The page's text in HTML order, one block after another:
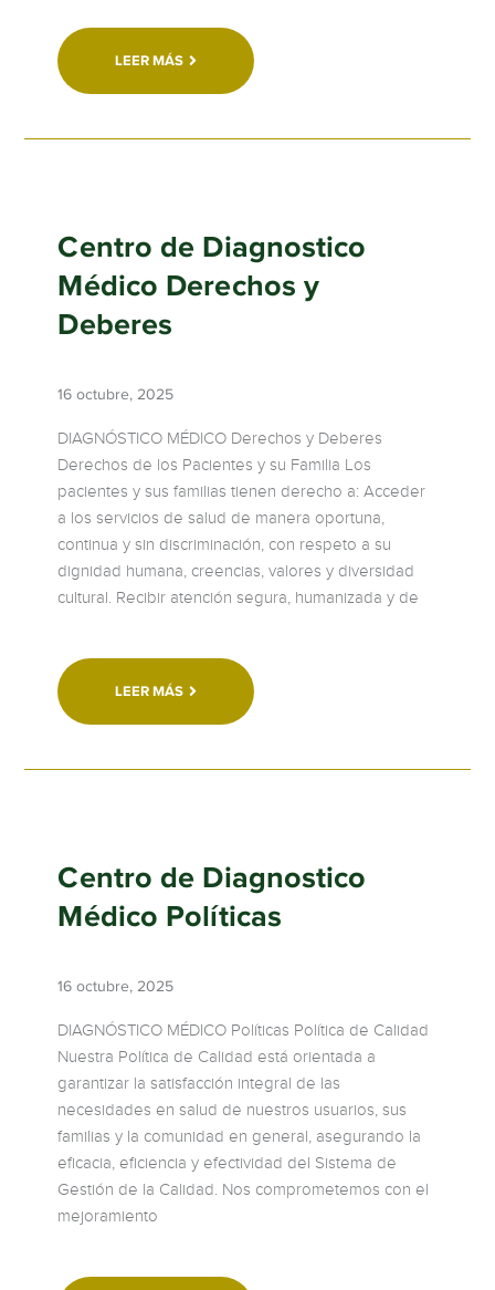
LEER MÁS
Centro de Diagnostico
Médico Derechos y
Deberes
16 octubre, 2025
DIAGNÓSTICO MÉDICO Derechos y Deberes
Derechos de los Pacientes y su Familia Los
pacientes y sus familias tienen derecho a: Acceder
a los servicios de salud de manera oportuna,
continua y sin discriminación, con respeto a su
dignidad humana, creencias, valores y diversidad
cultural. Recibir atención segura, humanizada y de
LEER MÁS
Centro de Diagnostico
Médico Políticas
16 octubre, 2025
DIAGNÓSTICO MÉDICO Políticas Política de Calidad
Nuestra Política de Calidad está orientada a
garantizar la satisfacción integral de las
necesidades en salud de nuestros usuarios, sus
familias y la comunidad en general, asegurando la
eficacia, eficiencia y efectividad del Sistema de
Gestión de la Calidad. Nos comprometemos con el
mejoramiento